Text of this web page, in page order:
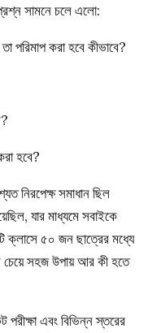
সামনে চলে এলো:
পরিমাপ করা হবে কীভাবে?
হবে?
নিরপেক্ষ সমাধান ছিল
যার মাধ্যমে সবাইকে
ক্লাসে ৫০ জন ছাত্রের মধ্যে
চেয়ে সহজ উপায় আর কী হতে
পরীক্ষা এবং বিভিন্ন স্তরের